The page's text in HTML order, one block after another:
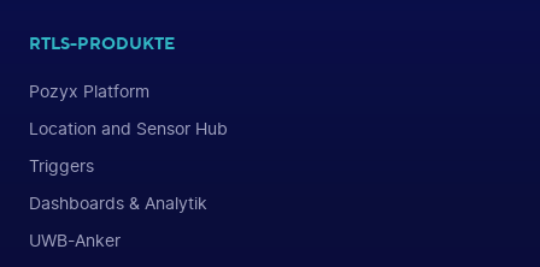
RTLS-PRODUKTE
Pozyx Platform
Location and Sensor Hub
Triggers
Dashboards & Analytik
UWB-Anker